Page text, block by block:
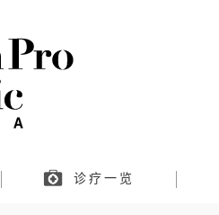
诊疗一览